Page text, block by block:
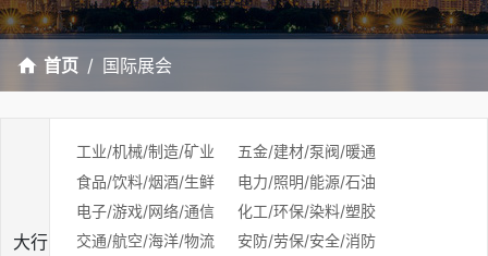
首页 国际展会
大行
工业/机械/制造/矿业
五金/建材/泵阀/暖通
食品/饮料/烟酒/生鲜
电力/照明/能源/石油
电子/游戏/网络/通信
化工/环保/染料/塑胶
交通/航空/海洋/物流
安防/劳保/安全/消防